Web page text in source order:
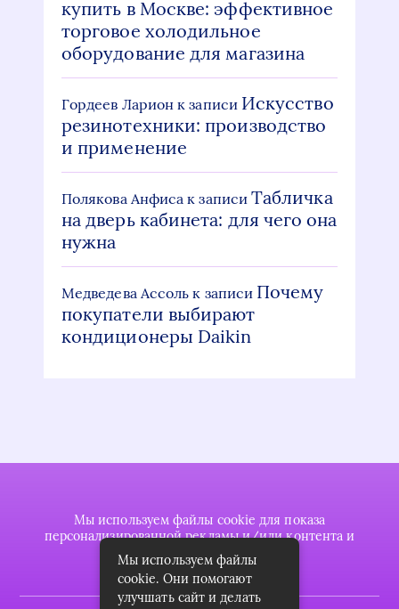
купить в Москве: эффективное
торговое холодильное
оборудование для магазина
Гордеев Ларион к записи Искусство
резинотехники: производство
и применение
Полякова Анфиса к записиТабличка
на дверь кабинета: для чего она
нужна
Медведева Ассоль к записи Почему
покупатели выбирают
кондиционеры Daikin
Мы используем файлы cookie для показа
персонализированной рекламы и/или контента и
анализа нашего трафика.
Мы используем файлы
cookie. Они помогают
улучшать сайт и делать